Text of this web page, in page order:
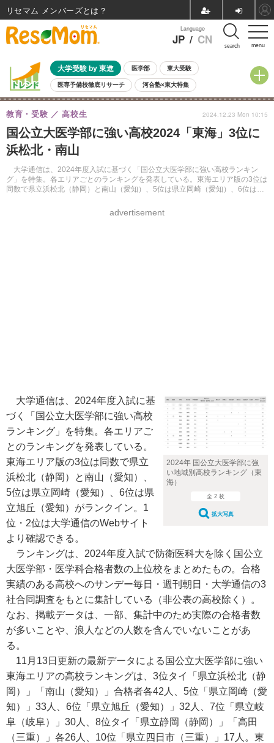
menu
Language
JP / CN search
大学受験 by 東進 医学部 東大受験
医専予備校徹底リサーチ 河合塾×東大特集
親子で考える大学選び 高校受験 中学受験 小学校受験
共通テスト 夏休み
8月開催イベント・WS 全国公立高校 過去問 人気記事
自由研究教材（小学生向け）
国公立大医学部に強い高校2024「東海」3位に
浜松北・南山
大学通信は、2024年度入試に基づく「国公立大医学部に強い高校ランキン
グ」を特集。各エリアごとのランキングを発表している。東海エリア版の3位は
同数で県立浜松北（静岡）と南山（愛知）、5位は県立岡崎（愛知）、6位は県
教育・受験 高校生
advertisement
2024.12.23 Mon 10:15
2024年 国公立大医学部に強
い地域別高校ランキング（東
海）
全 2 枚
拡大写真
大学通信は、2024年度入試に基
づく「国公立大医学部に強い高校
ランキング」を特集。各エリアご
とのランキングを発表している。
東海エリア版の3位は同数で県立
浜松北（静岡）と南山（愛知）、
5位は県立岡崎（愛知）、6位は県
立旭丘（愛知）がランクイン。1
位・2位は大学通信のWebサイト
より確認できる。
ランキングは、2024年度入試で防衛医科大を除く国公立
大医学部・医学科合格者数の上位校をまとめたもの。合格
実績のある高校へのサンデー毎日・週刊朝日・大学通信の3
社合同調査をもとに集計している（非公表の高校除く）。
なお、掲載データは、一部、集計中のため実際の合格者数
が多いことや、浪人などの人数を含んでいないことがあ
る。
11月13日更新の最新データによる国公立大医学部に強い
東海エリアの高校ランキングは、3位タイ「県立浜松北（静
岡）」「南山（愛知）」合格者各42人、5位「県立岡崎（愛
知）」33人、6位「県立旭丘（愛知）」32人、7位「県立岐
阜（岐阜）」30人、8位タイ「県立静岡（静岡）」「高田
（三重）」各26人、10位「県立四日市（三重）」17人。東
リセマム メンバーズ